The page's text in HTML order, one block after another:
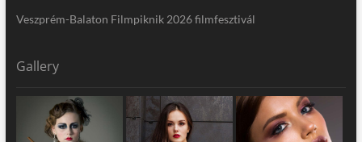
Veszprém-Balaton Filmpiknik 2026 filmfesztivál
Gallery